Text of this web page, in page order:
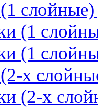
(1
(1
х
(2-х